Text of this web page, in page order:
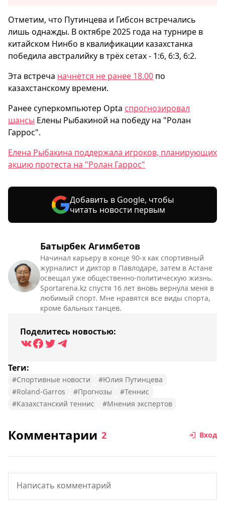
Батырбек Агимбетов
Начинал карьеру в конце 90-х как спортивный
журналист и диктор в Павлодаре, затем в Астане
освещал уже общественно-политическую жизнь.
Sportarena.kz спустя 16 лет вновь вернула меня в
любимый спорт. Мне нравятся все виды спорта,
кроме бальных танцев.
Поделитесь новостью:
Теги:
#Спортивные новости
#Юлия Путинцева
#Roland-Garros
#Прогнозы
#Теннис
#Казахстанский теннис
#Мнения экспертов
Отметим, что Путинцева и Гибсон встречались
лишь однажды. В октябре 2025 года на турнире в
китайском Нинбо в квалификации казахстанка
победила австралийку в трёх сетах - 1:6, 6:3, 6:2.
Эта встреча начнётся не ранее 18.00 по
казахстанскому времени.
Ранее суперкомпьютер Opta спрогнозировал
шансы Елены Рыбакиной на победу на "Ролан
Гаррос".
Елена Рыбакина поддержала игроков, планирующих
акцию протеста на "Ролан Гаррос"
Добавить в Google, чтобы
читать новости первым
Комментарии 2 Вход